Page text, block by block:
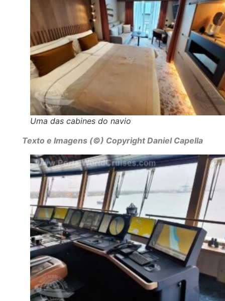
Uma das cabines do navio
Texto e Imagens (©) Copyright Daniel Capella